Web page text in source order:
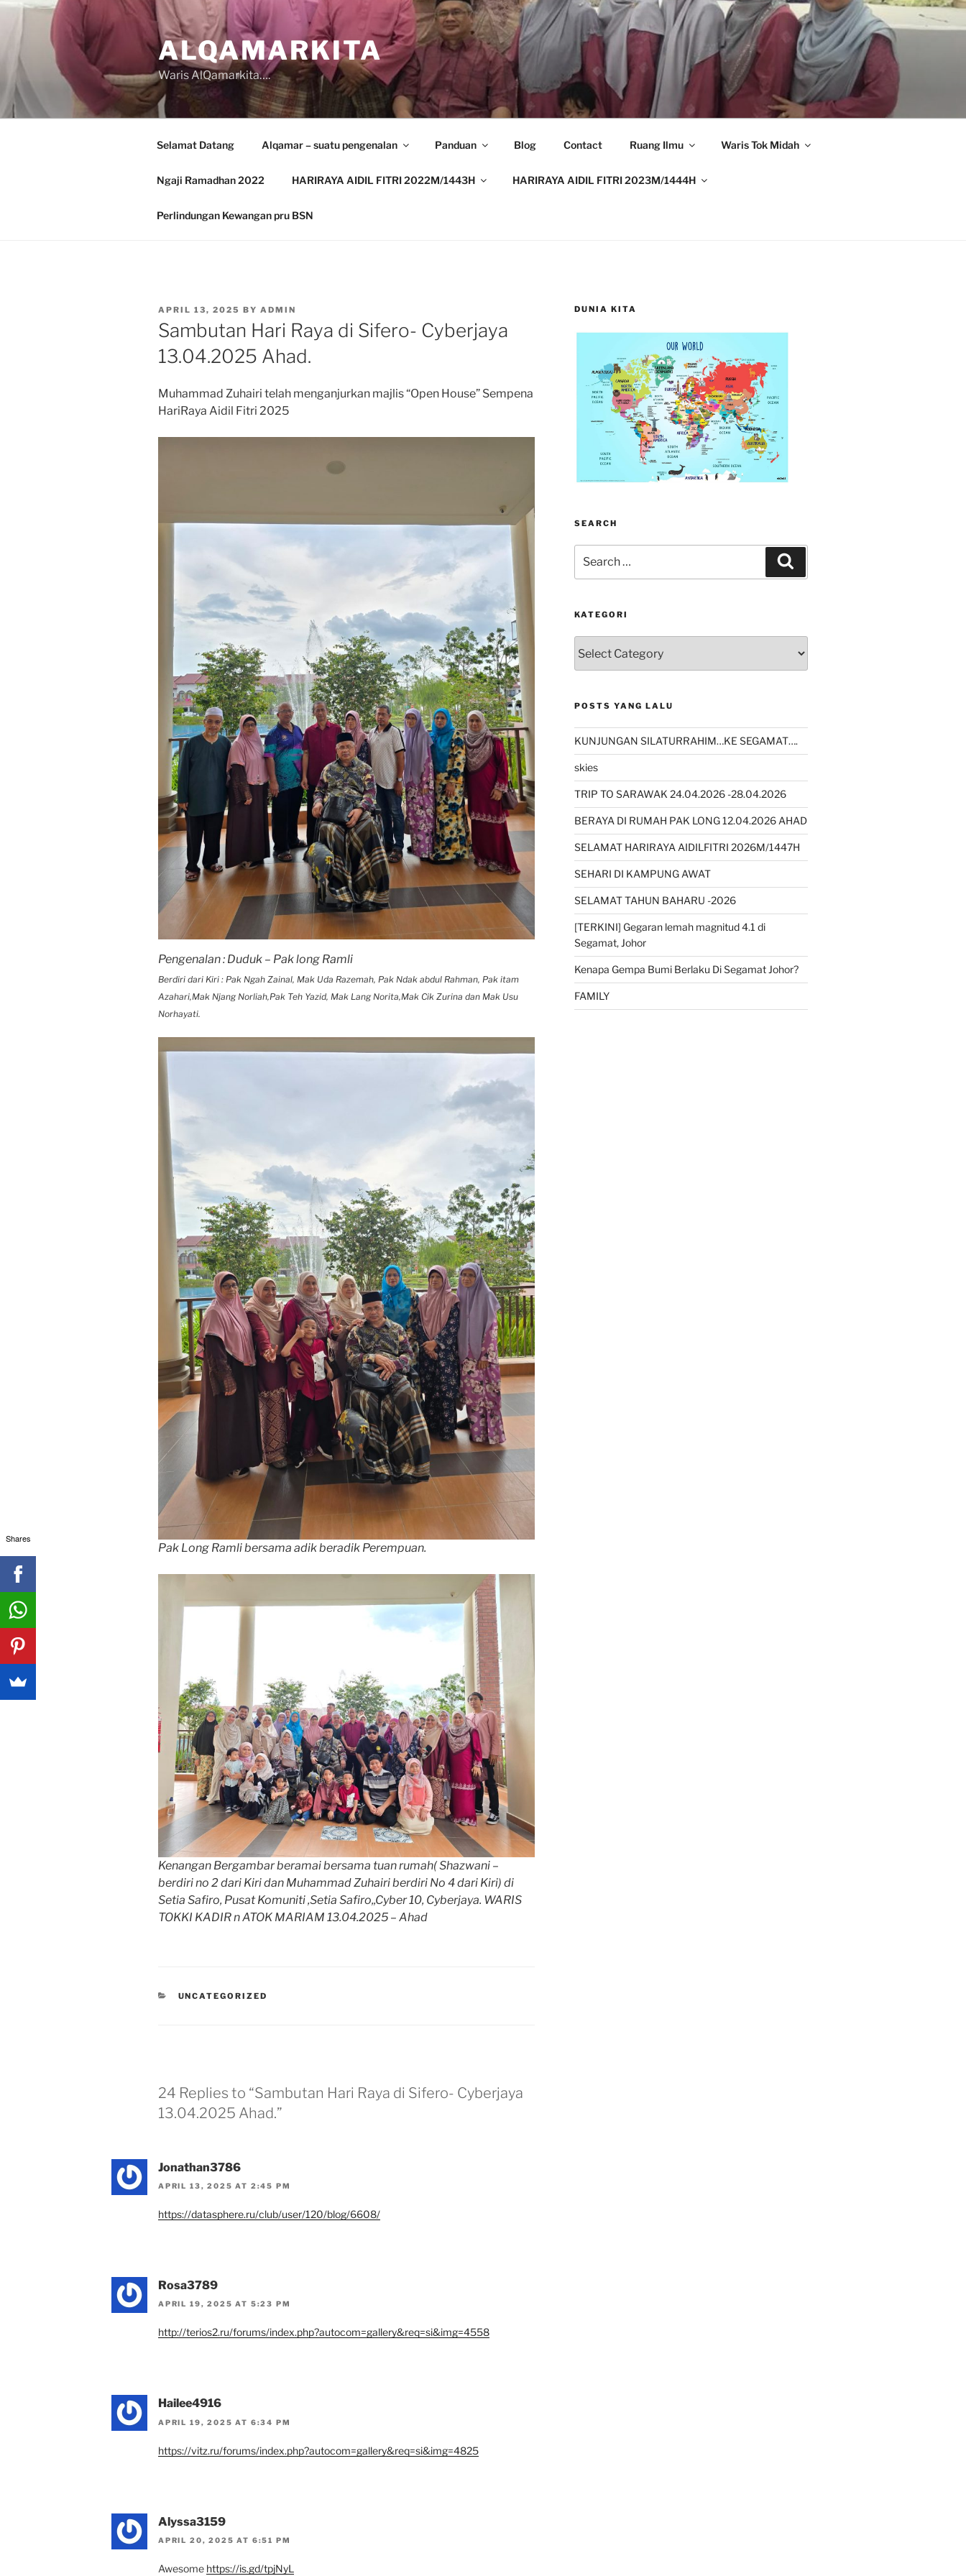
Skip
content
ALQAMARKITA
Waris AlQamarkita….
Selamat Datang Alqamar – suatu pengenalan Panduan Blog Contact Ruang Ilmu Waris Tok Midah
Ngaji Ramadhan 2022 HARIRAYA AIDIL FITRI 2022M/1443H HARIRAYA AIDIL FITRI 2023M/1444H
Perlindungan Kewangan pru BSN
POSTED
ON
APRIL 13, 2025 BY ADMIN
Sambutan Hari Raya di Sifero- Cyberjaya
13.04.2025 Ahad.
Muhammad Zuhairi telah menganjurkan majlis “Open House” Sempena
HariRaya Aidil Fitri 2025
Pengenalan : Duduk – Pak long Ramli
Berdiri dari Kiri : Pak Ngah Zainal, Mak Uda Razemah, Pak Ndak abdul Rahman, Pak itam
Azahari,Mak Njang Norliah,Pak Teh Yazid, Mak Lang Norita,Mak Cik Zurina dan Mak Usu
Norhayati.
Pak Long Ramli bersama adik beradik Perempuan.
Kenangan Bergambar beramai bersama tuan rumah( Shazwani –
berdiri no 2 dari Kiri dan Muhammad Zuhairi berdiri No 4 dari Kiri) di
Setia Safiro, Pusat Komuniti ,Setia Safiro,,Cyber 10, Cyberjaya. WARIS
TOKKI KADIR n ATOK MARIAM 13.04.2025 – Ahad
CATEGORIES
UNCATEGORIZED
24 Replies to “Sambutan Hari Raya di Sifero- Cyberjaya
13.04.2025 Ahad.”
Jonathan3786
APRIL 13, 2025 AT 2:45 PM
https://datasphere.ru/club/user/120/blog/6608/
Rosa3789
APRIL 19, 2025 AT 5:23 PM
http://terios2.ru/forums/index.php?autocom=gallery&req=si&img=4558
Hailee4916
APRIL 19, 2025 AT 6:34 PM
https://vitz.ru/forums/index.php?autocom=gallery&req=si&img=4825
Alyssa3159
APRIL 20, 2025 AT 6:51 PM
Awesome https://is.gd/tpjNyL
DUNIA KITA
SEARCH
for:
KATEGORI
POSTS YANG LALU
KUNJUNGAN SILATURRAHIM…KE SEGAMAT….
skies
TRIP TO SARAWAK 24.04.2026 -28.04.2026
BERAYA DI RUMAH PAK LONG 12.04.2026 AHAD
SELAMAT HARIRAYA AIDILFITRI 2026M/1447H
SEHARI DI KAMPUNG AWAT
SELAMAT TAHUN BAHARU -2026
[TERKINI] Gegaran lemah magnitud 4.1 di
Segamat, Johor
Kenapa Gempa Bumi Berlaku Di Segamat Johor?
FAMILY
Shares